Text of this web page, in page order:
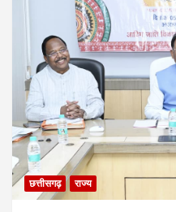
छत्तीसगढ़ राज्य